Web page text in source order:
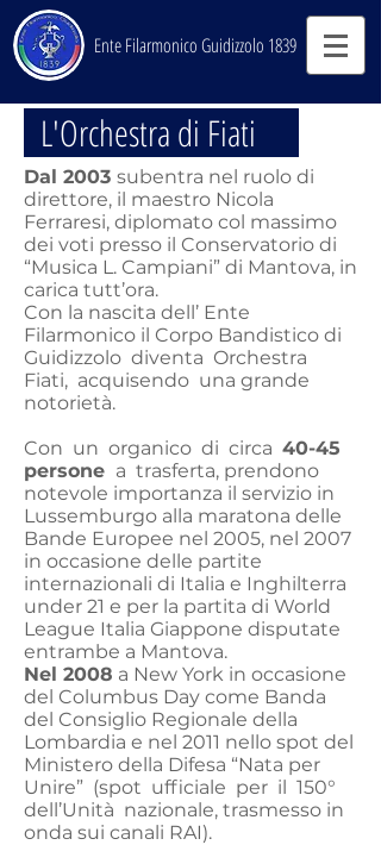
Ente Filarmonico Guidizzolo 1839
L'Orchestra di Fiati
Dal 2003 subentra nel ruolo di
direttore, il maestro Nicola
Ferraresi, diplomato col massimo
dei voti presso il Conservatorio di
“Musica L. Campiani” di Mantova, in
carica tutt’ora.
Con la nascita dell’ Ente
Filarmonico il Corpo Bandistico di
Guidizzolo diventa Orchestra
Fiati, acquisendo una grande
notorietà.
Con un organico di circa 40-45
persone a trasferta, prendono
notevole importanza il servizio in
Lussemburgo alla maratona delle
Bande Europee nel 2005, nel 2007
in occasione delle partite
internazionali di Italia e Inghilterra
under 21 e per la partita di World
League Italia Giappone disputate
entrambe a Mantova.
Nel 2008 a New York in occasione
del Columbus Day come Banda
del Consiglio Regionale della
Lombardia e nel 2011 nello spot del
Ministero della Difesa “Nata per
Unire” (spot ufficiale per il 150°
dell’Unità nazionale, trasmesso in
onda sui canali RAI).